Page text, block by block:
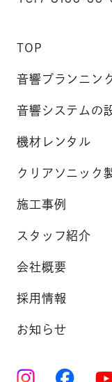
TOP
音響プランニン
音響システムの
機材レンタル
クリアソニック
施工事例
スタッフ紹介
会社概要
採用情報
お知らせ